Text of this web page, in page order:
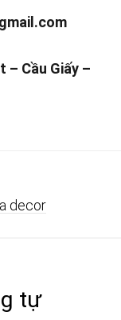
– Cầu Giấy –
decor
tự